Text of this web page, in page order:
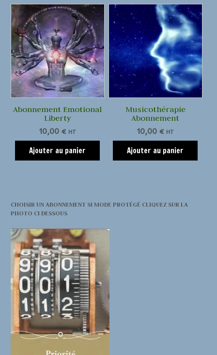
Abonnement Emotional
Liberty
10,00 € HT
Ajouter au panier
Musicothérapie
Abonnement
10,00 € HT
Ajouter au panier
CHOISIR UN ABONNEMENT SI MODE PROTÉGÉ CLIQUEZ SUR LA
PHOTO CI DESSOUS